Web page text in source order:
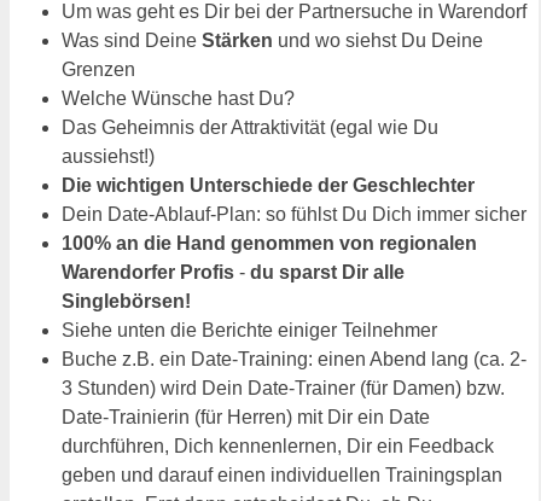
Um was geht es Dir bei der Partnersuche in Warendorf
Was sind Deine Stärken und wo siehst Du Deine
Grenzen
Welche Wünsche hast Du?
Das Geheimnis der Attraktivität (egal wie Du
aussiehst!)
Die wichtigen Unterschiede der Geschlechter
Dein Date-Ablauf-Plan: so fühlst Du Dich immer sicher
100% an die Hand genommen von regionalen
Warendorfer Profis - du sparst Dir alle
Singlebörsen!
Siehe unten die Berichte einiger Teilnehmer
Buche z.B. ein Date-Training: einen Abend lang (ca. 2-
3 Stunden) wird Dein Date-Trainer (für Damen) bzw.
Date-Trainierin (für Herren) mit Dir ein Date
durchführen, Dich kennenlernen, Dir ein Feedback
geben und darauf einen individuellen Trainingsplan